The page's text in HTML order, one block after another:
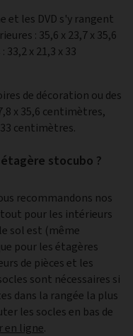
et les DVD s'y rangent
: 35,6 x 23,7 x 35,6
x 21,3 x 33
de décoration ou des
x 35,6 centimètres,
centimètres.
stocubo ?
recommandons nos
pour les intérieurs
sol est (même
pour les étagères
de pièces et les
sont nécessaires si
dans la rangée la plus
les socles en bas de
en ligne.